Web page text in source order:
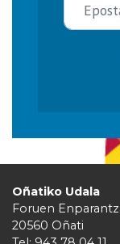
Oñatiko Udala
Foruen
20560 Oñati